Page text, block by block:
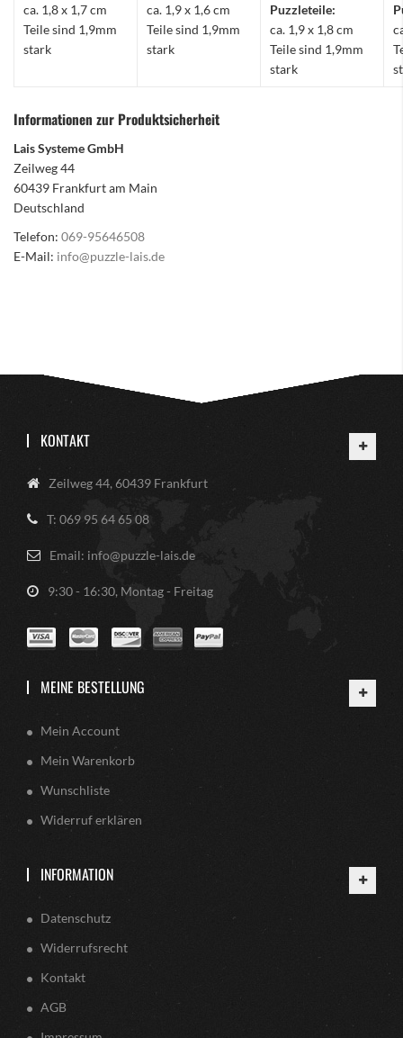
ca. 1,8 x 1,7 cm
Teile sind 1,9mm
stark
ca. 1,9 x 1,6 cm
Teile sind 1,9mm
stark
Puzzleteile:
ca. 1,9 x 1,8 cm
Teile sind 1,9mm
stark
Informationen zur Produktsicherheit
Lais Systeme GmbH
Zeilweg 44
60439 Frankfurt am Main
Deutschland
Telefon: 069-95646508
E-Mail: info@puzzle-lais.de
KONTAKT
Zeilweg 44, 60439 Frankfurt
T: 069 95 64 65 08
Email: info@puzzle-lais.de
9:30 - 16:30, Montag - Freitag
MEINE BESTELLUNG
Mein Account
Mein Warenkorb
Wunschliste
Widerruf erklären
INFORMATION
Datenschutz
Widerrufsrecht
Kontakt
AGB